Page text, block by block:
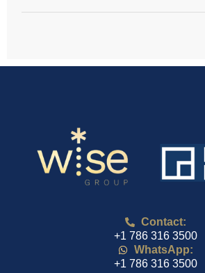
Contact:
+1 786 316 3500
WhatsApp:
+1 786 316 3500